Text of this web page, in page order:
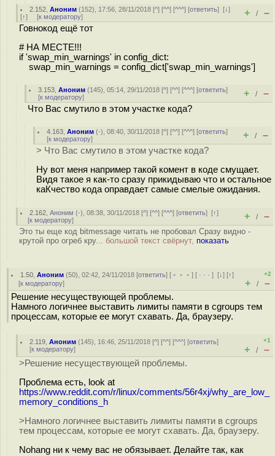
2.152 ,Аноним (152), 17:56, 28/11/2018 [^] [^^] [^^^] [ответить][↓]
[↑] [к модератору] + / –
Говнокод ещё тот
# НА МЕСТЕ!!!
if 'swap_min_warnings' in config_dict:
swap_min_warnings = config_dict['swap_min_warnings']
3.153 ,Аноним (145), 05:14, 29/11/2018 [^] [^^] [^^^] [ответить]
[к модератору] + / –
Что Вас смутило в этом участке кода?
4.163 ,Аноним (-), 08:40, 30/11/2018 [^] [^^] [^^^] [ответить]
[к модератору] + / –
> Что Вас смутило в этом участке кода?
Ну вот меня например такой комент в коде смущает.
Видя такое я как-то сразу прикидываю что и остальное
каКчество кода оправдает самые смелые ожидания.
2.162 ,Аноним (-), 08:38, 30/11/2018 [^] [^^] [^^^] [ответить][↑]
[к модератору] + / –
Это ты еще код bitmessage читать не пробовал Сразу видно -
крутой про огреб кру... большой текст свёрнут, показать
1.50 ,Аноним (50), 02:42, 24/11/2018 [ответить] [ ﹢﹢﹢] [ · · ·][↓] [↑]
[к модератору]
+2
+ / –
Решение несуществующей проблемы.
Намного логичнее выставить лимиты памяти в cgroups тем
процессам, которые ее могут схавать. Да, браузеру.
2.119 ,Аноним (145), 16:46, 25/11/2018 [^] [^^] [^^^] [ответить]
[к модератору]
+1
+ / –
>Решение несуществующей проблемы.
Проблема есть, look at
https://www.reddit.com/r/linux/comments/56r4xj/why_are_low_
memory_conditions_h
>Намного логичнее выставить лимиты памяти в cgroups
тем процессам, которые ее могут схавать. Да, браузеру.
Nohang ни к чему вас не обязывает. Делайте так, как